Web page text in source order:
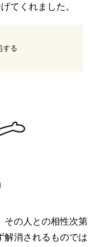
てくれました。
する
その人との相性次第
解消されるものでは